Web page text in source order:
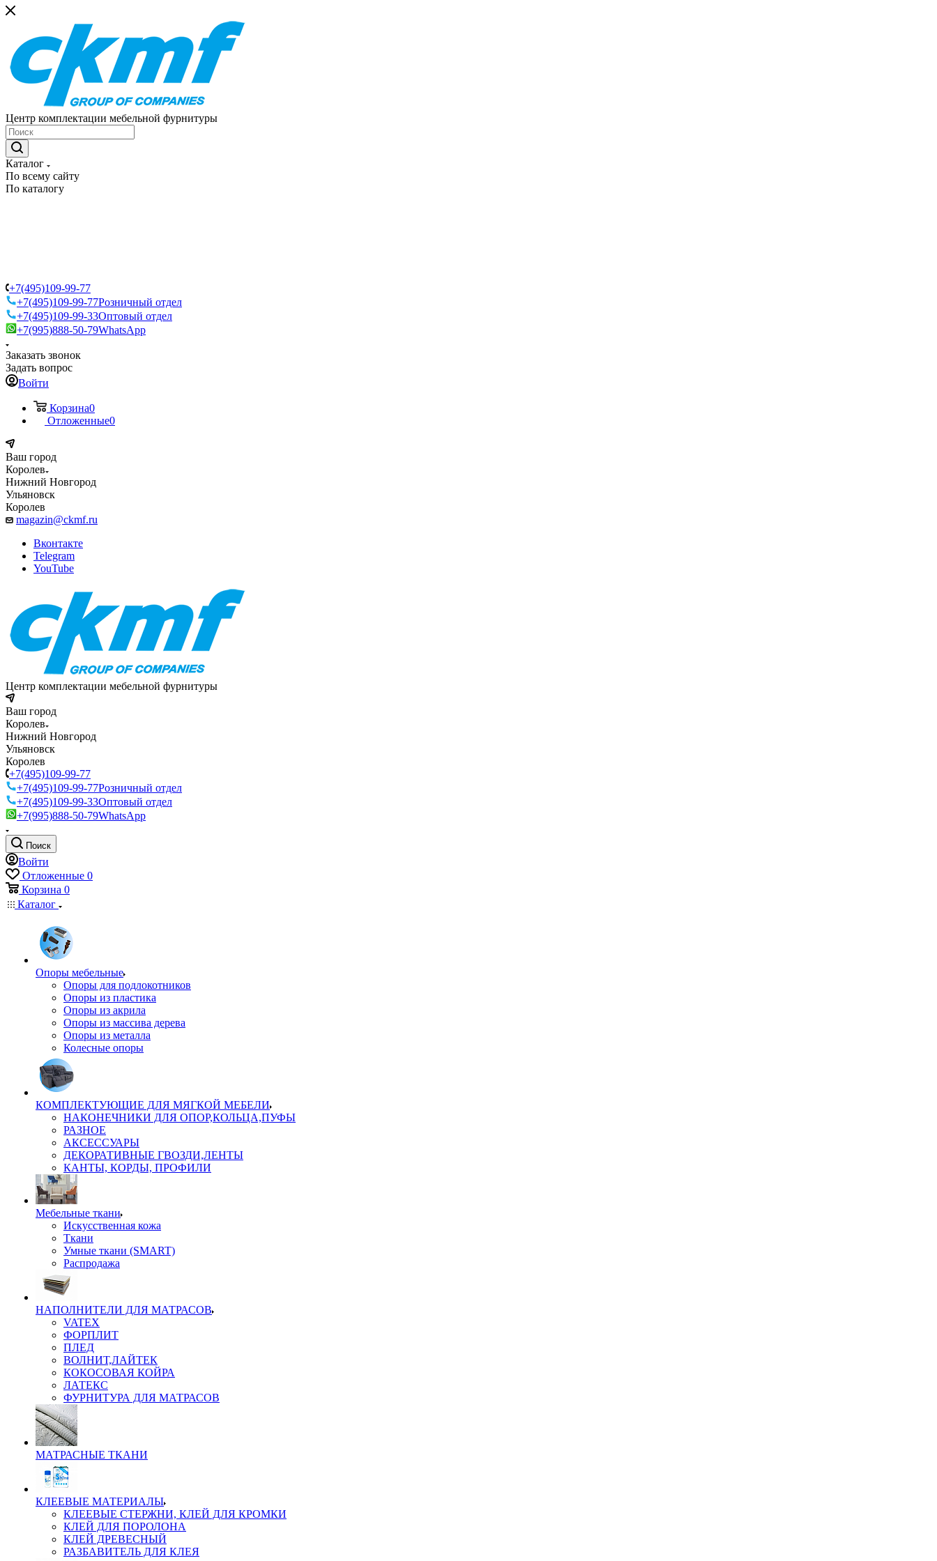
Центр комплектации мебельной фурнитуры
Каталог
По всему сайту
По каталогу
+7(495)109-99-77
+7(495)109-99-77Розничный отдел
+7(495)109-99-33Оптовый отдел
+7(995)888-50-79WhatsApp
Заказать звонок
Задать вопрос
Войти
Корзина0
Отложенные0
Ваш город
Королев
Нижний Новгород
Ульяновск
Королев
magazin@ckmf.ru
Вконтакте
Telegram
YouTube
Центр комплектации мебельной фурнитуры
Ваш город
Королев
Нижний Новгород
Ульяновск
Королев
+7(495)109-99-77
+7(495)109-99-77Розничный отдел
+7(495)109-99-33Оптовый отдел
+7(995)888-50-79WhatsApp
Поиск
Войти
Отложенные 0
Корзина 0
Каталог
Опоры мебельные
Опоры для подлокотников
Опоры из пластика
Опоры из акрила
Опоры из массива дерева
Опоры из металла
Колесные опоры
КОМПЛЕКТУЮЩИЕ ДЛЯ МЯГКОЙ МЕБЕЛИ
НАКОНЕЧНИКИ ДЛЯ ОПОР,КОЛЬЦА,ПУФЫ
РАЗНОЕ
АКСЕССУАРЫ
ДЕКОРАТИВНЫЕ ГВОЗДИ,ЛЕНТЫ
КАНТЫ, КОРДЫ, ПРОФИЛИ
Мебельные ткани
Искусственная кожа
Ткани
Умные ткани (SMART)
Распродажа
НАПОЛНИТЕЛИ ДЛЯ МАТРАСОВ
VATEX
ФОРПЛИТ
ПЛЕД
ВОЛНИТ,ЛАЙТЕК
КОКОСОВАЯ КОЙРА
ЛАТЕКС
ФУРНИТУРА ДЛЯ МАТРАСОВ
МАТРАСНЫЕ ТКАНИ
КЛЕЕВЫЕ МАТЕРИАЛЫ
КЛЕЕВЫЕ СТЕРЖНИ, КЛЕЙ ДЛЯ КРОМКИ
КЛЕЙ ДЛЯ ПОРОЛОНА
КЛЕЙ ДРЕВЕСНЫЙ
РАЗБАВИТЕЛЬ ДЛЯ КЛЕЯ